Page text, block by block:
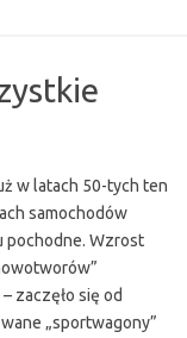
w latach 50-tych ten
samochodów
pochodne. Wzrost
zaczęło się od
„sportwagony”